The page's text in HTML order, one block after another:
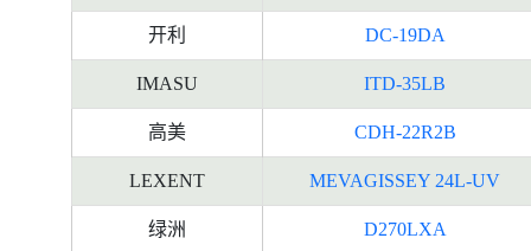
开利 DC-19DA
IMASU ITD-35LB
高美 CDH-22R2B
LEXENT MEVAGISSEY 24L-UV
绿洲 D270LXA